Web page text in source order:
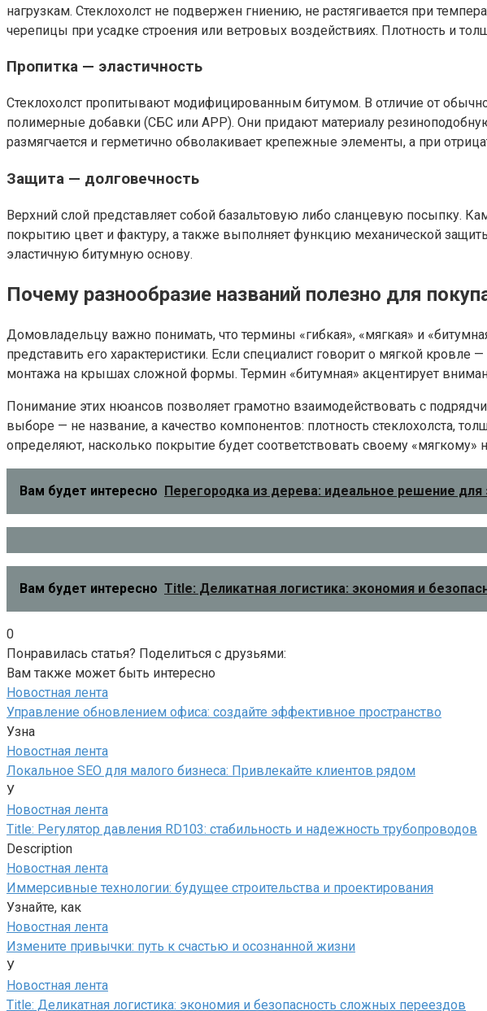
нагрузкам. Стеклохолст не подвержен гниению, не растягивается при
черепицы при усадке строения или ветровых воздействиях. Плотность и
Пропитка — эластичность
Стеклохолст пропитывают модифицированным битумом. В отличие от
полимерные добавки (СБС или APP). Они придают материалу
размягчается и герметично обволакивает крепежные элементы, а при
Защита — долговечность
Верхний слой представляет собой базальтовую либо сланцевую посыпку.
покрытию цвет и фактуру, а также выполняет функцию механической
эластичную битумную основу.
Почему разнообразие названий полезно для
Домовладельцу важно понимать, что термины «гибкая», «мягкая» и
представить его характеристики. Если специалист говорит о мягкой
монтажа на крышах сложной формы. Термин «битумная» акцентирует
Понимание этих нюансов позволяет грамотно взаимодействовать с
выборе — не название, а качество компонентов: плотность стеклохолста,
определяют, насколько покрытие будет соответствовать своему
Вам будет интересно Перегородка из дерева: идеальное решение для
Вам будет интересно Title: Деликатная логистика: экономия и
0
Понравилась статья? Поделиться с друзьями:
Вам также может быть интересно
Новостная лента
Управление обновлением офиса: создайте эффективное пространство
Узна
Новостная лента
Локальное SEO для малого бизнеса: Привлекайте клиентов рядом
У
Новостная лента
Title: Регулятор давления RD103: стабильность и надежность трубопроводов
Description
Новостная лента
Иммерсивные технологии: будущее строительства и проектирования
Узнайте, как
Новостная лента
Измените привычки: путь к счастью и осознанной жизни
У
Новостная лента
Title: Деликатная логистика: экономия и безопасность сложных переездов